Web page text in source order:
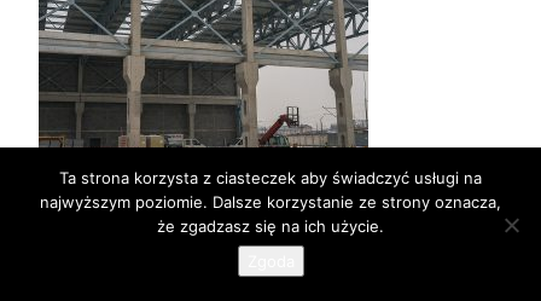
Ta strona korzysta z ciasteczek aby świadczyć usługi na
najwyższym poziomie. Dalsze korzystanie ze strony oznacza,
że zgadzasz się na ich użycie.